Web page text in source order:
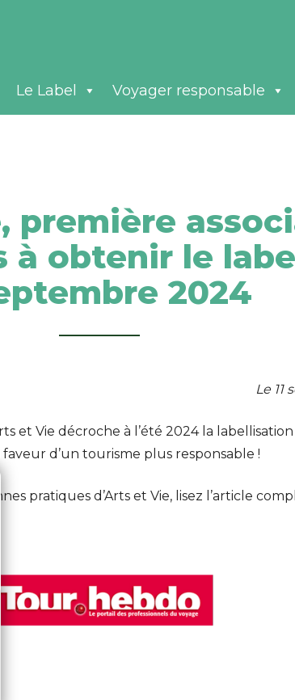
Le Label Voyager responsable
première
à obtenir le
2024
Le 11
et Vie décroche à l’été 2024 la
d’un tourisme plus responsable !
pratiques d’Arts et Vie, lisez l’article